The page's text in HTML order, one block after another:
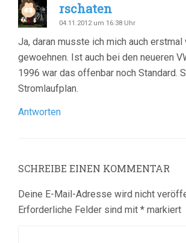
rschaten
04.11.2012 um 16:38 Uhr
Ja, daran musste ich mich auch erstmal
gewoehnen. Ist auch bei den neueren
1996 war das offenbar noch Standard.
Stromlaufplan.
Antworten
SCHREIBE EINEN KOMMENTAR
Deine E-Mail-Adresse wird nicht
Erforderliche Felder sind mit * markiert